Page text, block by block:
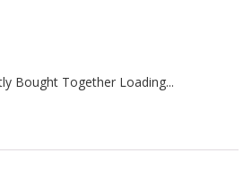
Bought Together Loading...